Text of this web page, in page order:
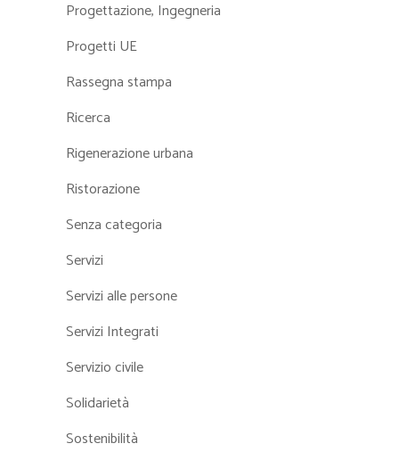
Progettazione, Ingegneria
Progetti UE
Rassegna stampa
Ricerca
Rigenerazione urbana
Ristorazione
Senza categoria
Servizi
Servizi alle persone
Servizi Integrati
Servizio civile
Solidarietà
Sostenibilità